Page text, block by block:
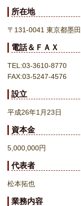
所在地
〒131-0041 東京都墨
電話＆ＦＡＸ
TEL:03-3610-8770
FAX:03-5247-4576
設立
平成26年1月23日
資本金
5,000,000円
代表者
松本拓也
業務内容